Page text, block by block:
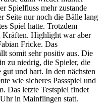
Spielfluss mehr zustande
Seite nur noch die Bälle lang
Spiel hatte. Trotzdem
Kräften. Highlight war aber
Fricke. Das
somit sehr positiv aus. Die
zu niedrig, die Spieler, die
und hart. In den nächsten
wie sicheres Passspiel und
Das letzte Testspiel findet
in Mainflingen statt.